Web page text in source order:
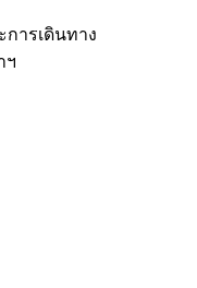
ารเดินทาง
ฯ